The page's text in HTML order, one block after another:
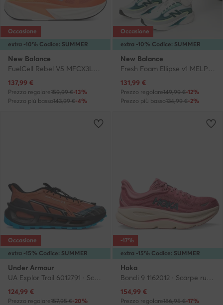
extra -10% Codice: SUMMER
Occasione
New Balance
FuelCell Rebel V5 MFCX3L8 · Scarpe running
Prezzo attuale
137,99 €
Prezzo regolare159,99 €-13%
Prezzo più basso143,99 €-4%
extra -10% Codice: SUMMER
Occasione
New Balance
Fresh Foam Ellipse v1 MELPS4B2 · Scarpe running
Prezzo attuale
131,99 €
Prezzo regolare149,99 €-12%
Prezzo più basso134,99 €-2%
extra -15% Codice: SUMMER
Occasione
Under Armour
UA Explor Trail 6012791 · Scarpe running
Prezzo attuale
124,99 €
Prezzo regolare157,95 €-20%
extra -15% Codice: SUMMER
-17%
Hoka
Bondi 9 1162012 · Scarpe running
Prezzo attuale
154,99 €
Prezzo regolare186,95 €-17%